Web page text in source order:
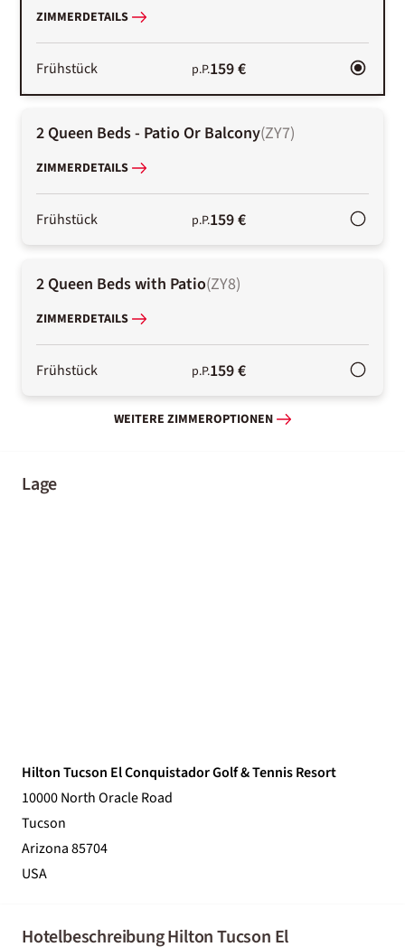
ZIMMERDETAILS
Frühstück p.P.159 €
2 Queen Beds - Patio Or Balcony(ZY7)
ZIMMERDETAILS
Frühstück p.P.159 €
2 Queen Beds with Patio(ZY8)
ZIMMERDETAILS
Frühstück p.P.159 €
WEITERE ZIMMEROPTIONEN
Lage
Hilton Tucson El Conquistador Golf & Tennis Resort
10000 North Oracle Road
Tucson
Arizona 85704
USA
Hotelbeschreibung Hilton Tucson El